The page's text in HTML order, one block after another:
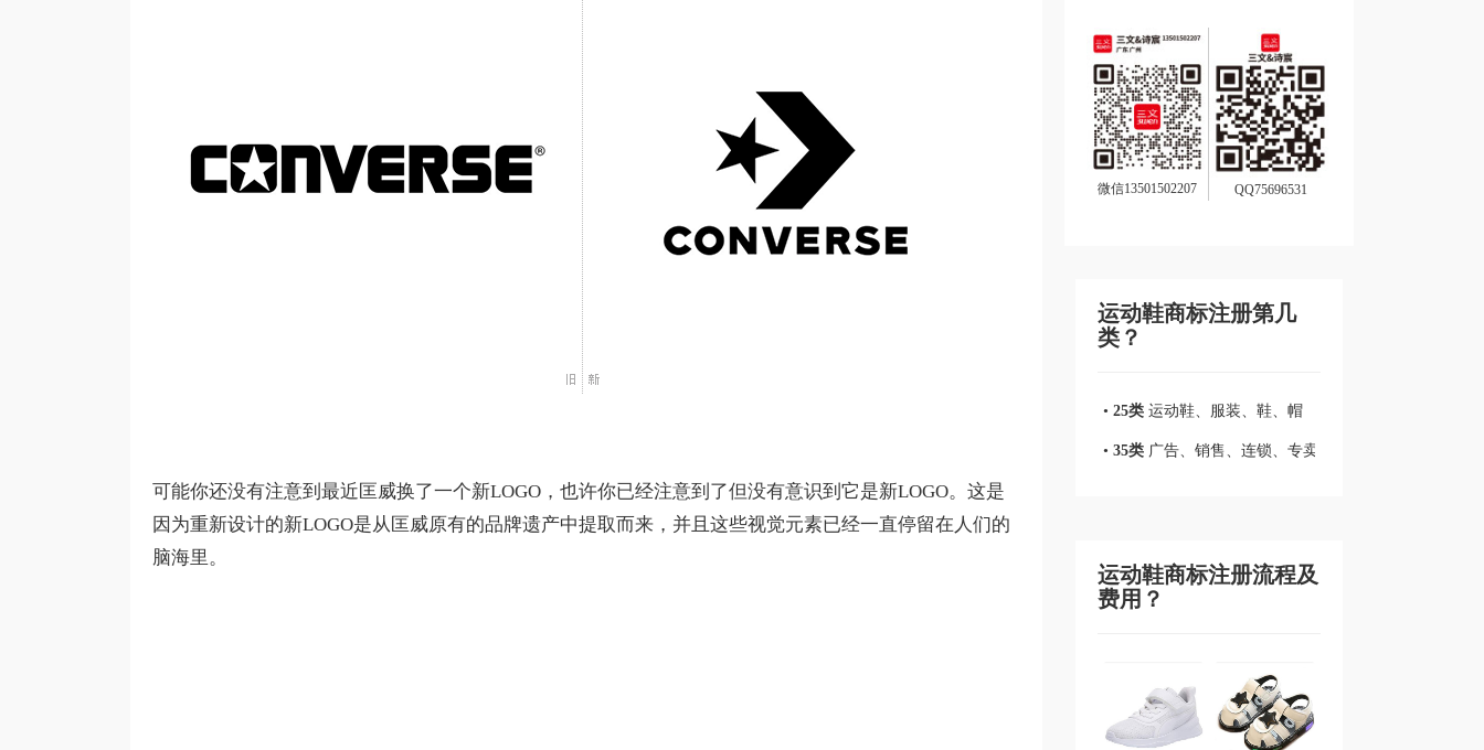
可能你还没有注意到最近匡威换了一个新LOGO，也许你已经注意到了但没有意识到它是新LOGO。这是
因为重新设计的新LOGO是从匡威原有的品牌遗产中提取而来，并且这些视觉元素已经一直停留在人们的
脑海里。
微信13501502207 QQ75696531
运动鞋商标注册第几
类？
•25类 运动鞋、服装、鞋、帽
•35类 广告、销售、连锁、专卖店、商业管理
运动鞋商标注册流程及
费用？